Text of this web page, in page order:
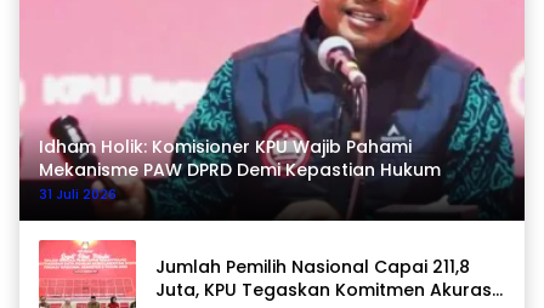
Idham Holik: Komisioner KPU Wajib Pahami
Mekanisme PAW DPRD Demi Kepastian Hukum
31 Juli 2026
Jumlah Pemilih Nasional Capai 211,8
Juta, KPU Tegaskan Komitmen Akurasi